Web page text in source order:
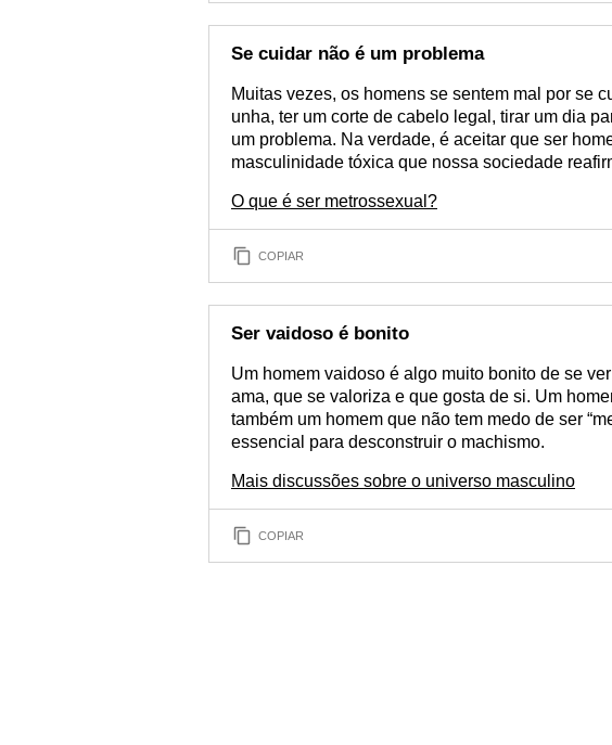
Se cuidar não é um problema
Muitas vezes, os homens se sentem mal por se
unha, ter um corte de cabelo legal, tirar um dia
um problema. Na verdade, é aceitar que ser
masculinidade tóxica que nossa sociedade
O que é ser metrossexual?
COPIAR
Ser vaidoso é bonito
Um homem vaidoso é algo muito bonito de se
ama, que se valoriza e que gosta de si. Um
também um homem que não tem medo de ser
essencial para desconstruir o machismo.
Mais discussões sobre o universo masculino
COPIAR